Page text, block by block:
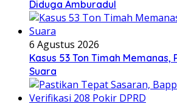
Diduga Amburadul
6 Agustus 2026
Kasus 53 Ton Timah Memanas,
Suara